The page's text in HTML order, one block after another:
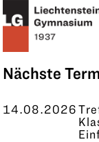
Nächste
14.08.2026
KONTAKT